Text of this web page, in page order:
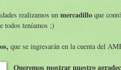
realizamos un mercadillo que
todos teníamos ;)
que se ingresarán en la cuenta del
Queremos mostrar nuestro